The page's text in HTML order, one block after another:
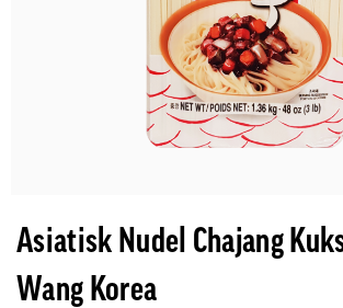
Asiatisk Nudel Chajang
Wang Korea